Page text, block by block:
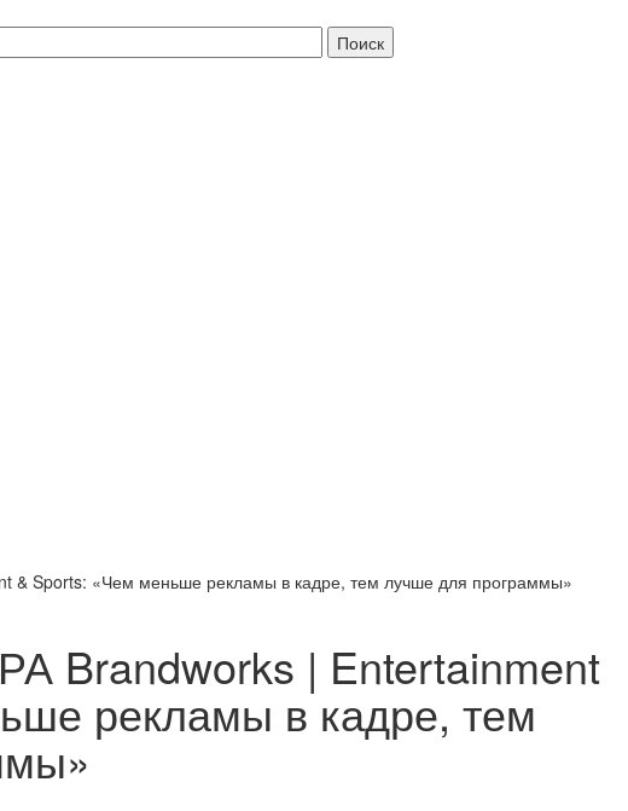
& Sports: «Чем меньше рекламы в кадре, тем лучше для программы»
Brandworks | Entertainment
рекламы в кадре, тем